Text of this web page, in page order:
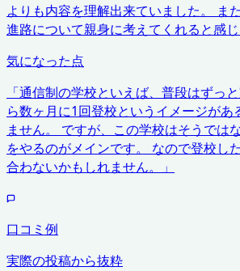
よりも内容を理解出来ていました。 ま
進路について親身に考えてくれると感じ
気になった点
「通信制の学校といえば、普段はずっ
ら数ヶ月に1回登校というイメージがあ
ません。 ですが、この学校はそうでは
をやるのがメインです。 なので登校し
合わないかもしれません。
」
口コミ例
実際の投稿から抜粋